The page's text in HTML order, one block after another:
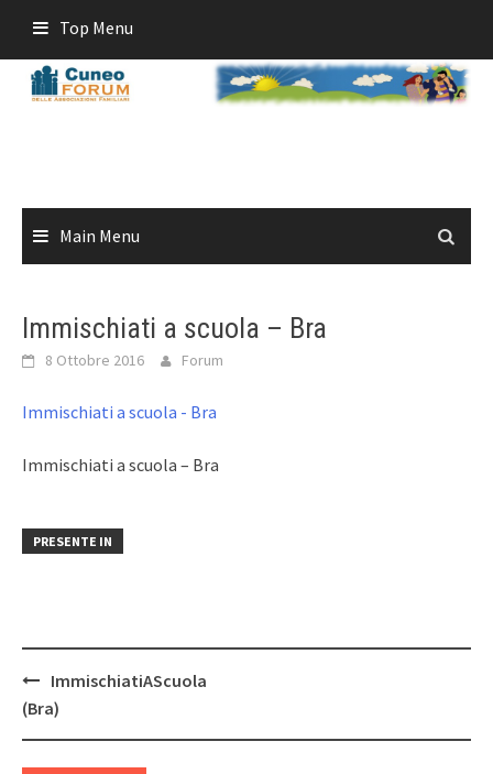
content
Top Menu
Main Menu
Immischiati a scuola – Bra
8 Ottobre 2016 Forum
Immischiati a scuola - Bra
Immischiati a scuola – Bra
PRESENTE IN
Post
navigation
ImmischiatiAScuola
(Bra)